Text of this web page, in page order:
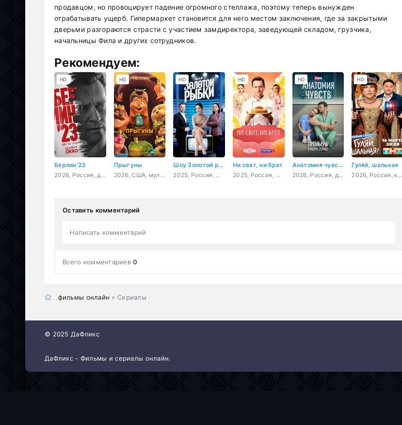
продавцом, но провоцирует падение огромного стеллажа, поэтому теперь вынужден
отрабатывать ущерб. Гипермаркет становится для него местом заключения, где за закрытыми
дверьми разгораются страсти с участием замдиректора, заведующей складом, грузчика,
начальницы Фила и других сотрудников.
Рекомендуем:
Берлин'23
2026, Россия, детектив
HD
Прыгуны
2026, США, мультфильм, фантастика, комедия, приключения, семейный
HD
Шоу Золотой рыбки
2025, Россия, мелодрама
HD
Ни сват, ни брат
2025, Россия, мелодрама
HD
Анатомия чувств
2026, Россия, драма
HD
Гуляй, шальная
2026, Россия, комедия
HD
Оставить комментарий
Написать комментарий
Всего комментариев0
фильмы онлайн » Сериалы
© 2025 ДаФликс
ДаФликс - Фильмы и сериалы онлайн.